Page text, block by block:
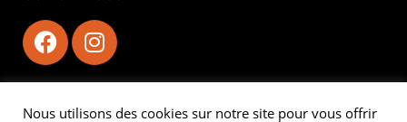
Nous utilisons des cookies sur notre site pour vous offrir